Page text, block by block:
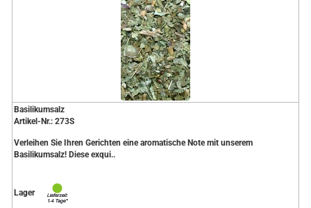
Basilikumsalz
Artikel-Nr.: 273S
Verleihen Sie Ihren Gerichten eine aromatische Note mit unserem
Basilikumsalz! Diese exqui..
Lager